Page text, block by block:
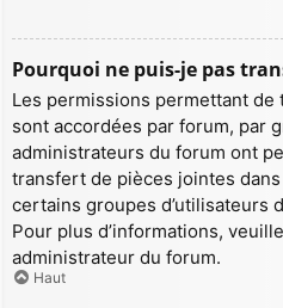
Pourquoi ne puis-je pas
Les permissions permettant
sont accordées par forum, par
administrateurs du forum ont
transfert de pièces jointes
certains groupes d’utilisateurs
Pour plus d’informations,
administrateur du forum.
Haut